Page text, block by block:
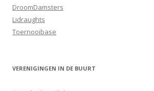
DroomDamsters
Lidraughts
Toernooibase
VERENIGINGEN IN DE BUURT